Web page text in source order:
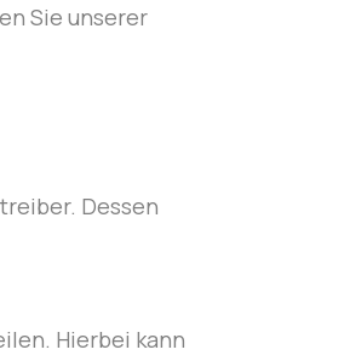
Sie unserer
Dessen
Hierbei kann